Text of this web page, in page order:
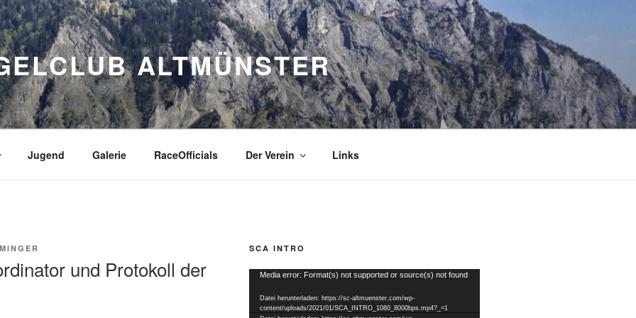
ALTMÜNSTER
Jugend Galerie RaceOfficials Der Verein Links
und Protokoll der
SCA INTRO
Video-
Player
Media error: Format(s) not supported or source(s) not found
Datei herunterladen: https://sc-altmuenster.com/wp-
content/uploads/2021/01/SCA_INTRO_1080_8000bps.mp4?_=1